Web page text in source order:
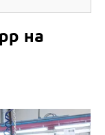
на